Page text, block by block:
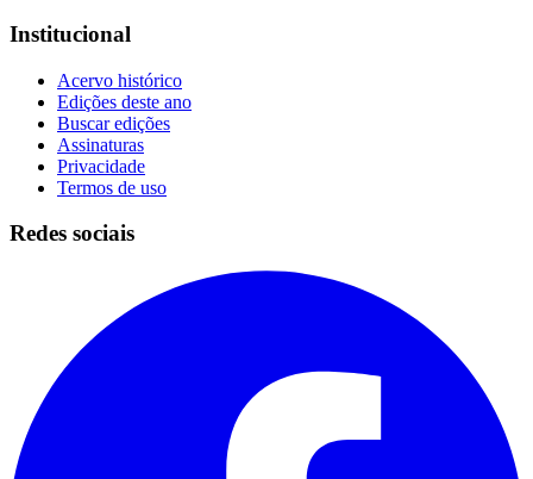
Institucional
Acervo histórico
Edições deste ano
Buscar edições
Assinaturas
Privacidade
Termos de uso
Redes sociais